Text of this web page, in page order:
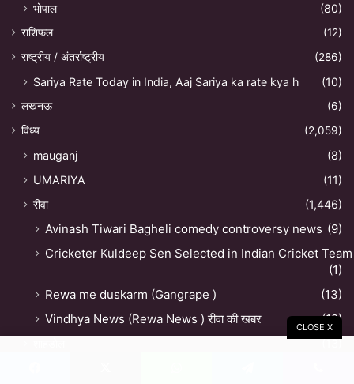
भोपाल
(80)
राशिफल
(12)
राष्ट्रीय / अंतर्राष्ट्रीय
(286)
Sariya Rate Today in India, Aaj Sariya ka rate kya h (10)
लखनऊ
(6)
विंध्य
(2,059)
mauganj
(8)
UMARIYA
(11)
रीवा
(1,446)
Avinash Tiwari Bagheli comedy controversy news (9)
Cricketer Kuldeep Sen Selected in Indian Cricket Team
(1)
Rewa me duskarm (Gangrape )
(13)
Vindhya News (Rewa News ) रीवा की खबर
(12)
(13)
CLOSE X